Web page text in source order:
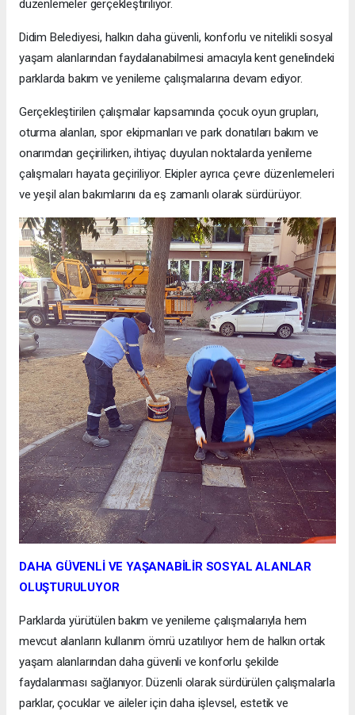
düzenlemeler gerçekleştiriliyor.
Didim Belediyesi, halkın daha güvenli, konforlu ve nitelikli sosyal
yaşam alanlarından faydalanabilmesi amacıyla kent genelindeki
parklarda bakım ve yenileme çalışmalarına devam ediyor.
Gerçekleştirilen çalışmalar kapsamında çocuk oyun grupları,
oturma alanları, spor ekipmanları ve park donatıları bakım ve
onarımdan geçirilirken, ihtiyaç duyulan noktalarda yenileme
çalışmaları hayata geçiriliyor. Ekipler ayrıca çevre düzenlemeleri
ve yeşil alan bakımlarını da eş zamanlı olarak sürdürüyor.
DAHA GÜVENLİ VE YAŞANABİLİR SOSYAL ALANLAR
OLUŞTURULUYOR
Parklarda yürütülen bakım ve yenileme çalışmalarıyla hem
mevcut alanların kullanım ömrü uzatılıyor hem de halkın ortak
yaşam alanlarından daha güvenli ve konforlu şekilde
faydalanması sağlanıyor. Düzenli olarak sürdürülen çalışmalarla
parklar, çocuklar ve aileler için daha işlevsel, estetik ve